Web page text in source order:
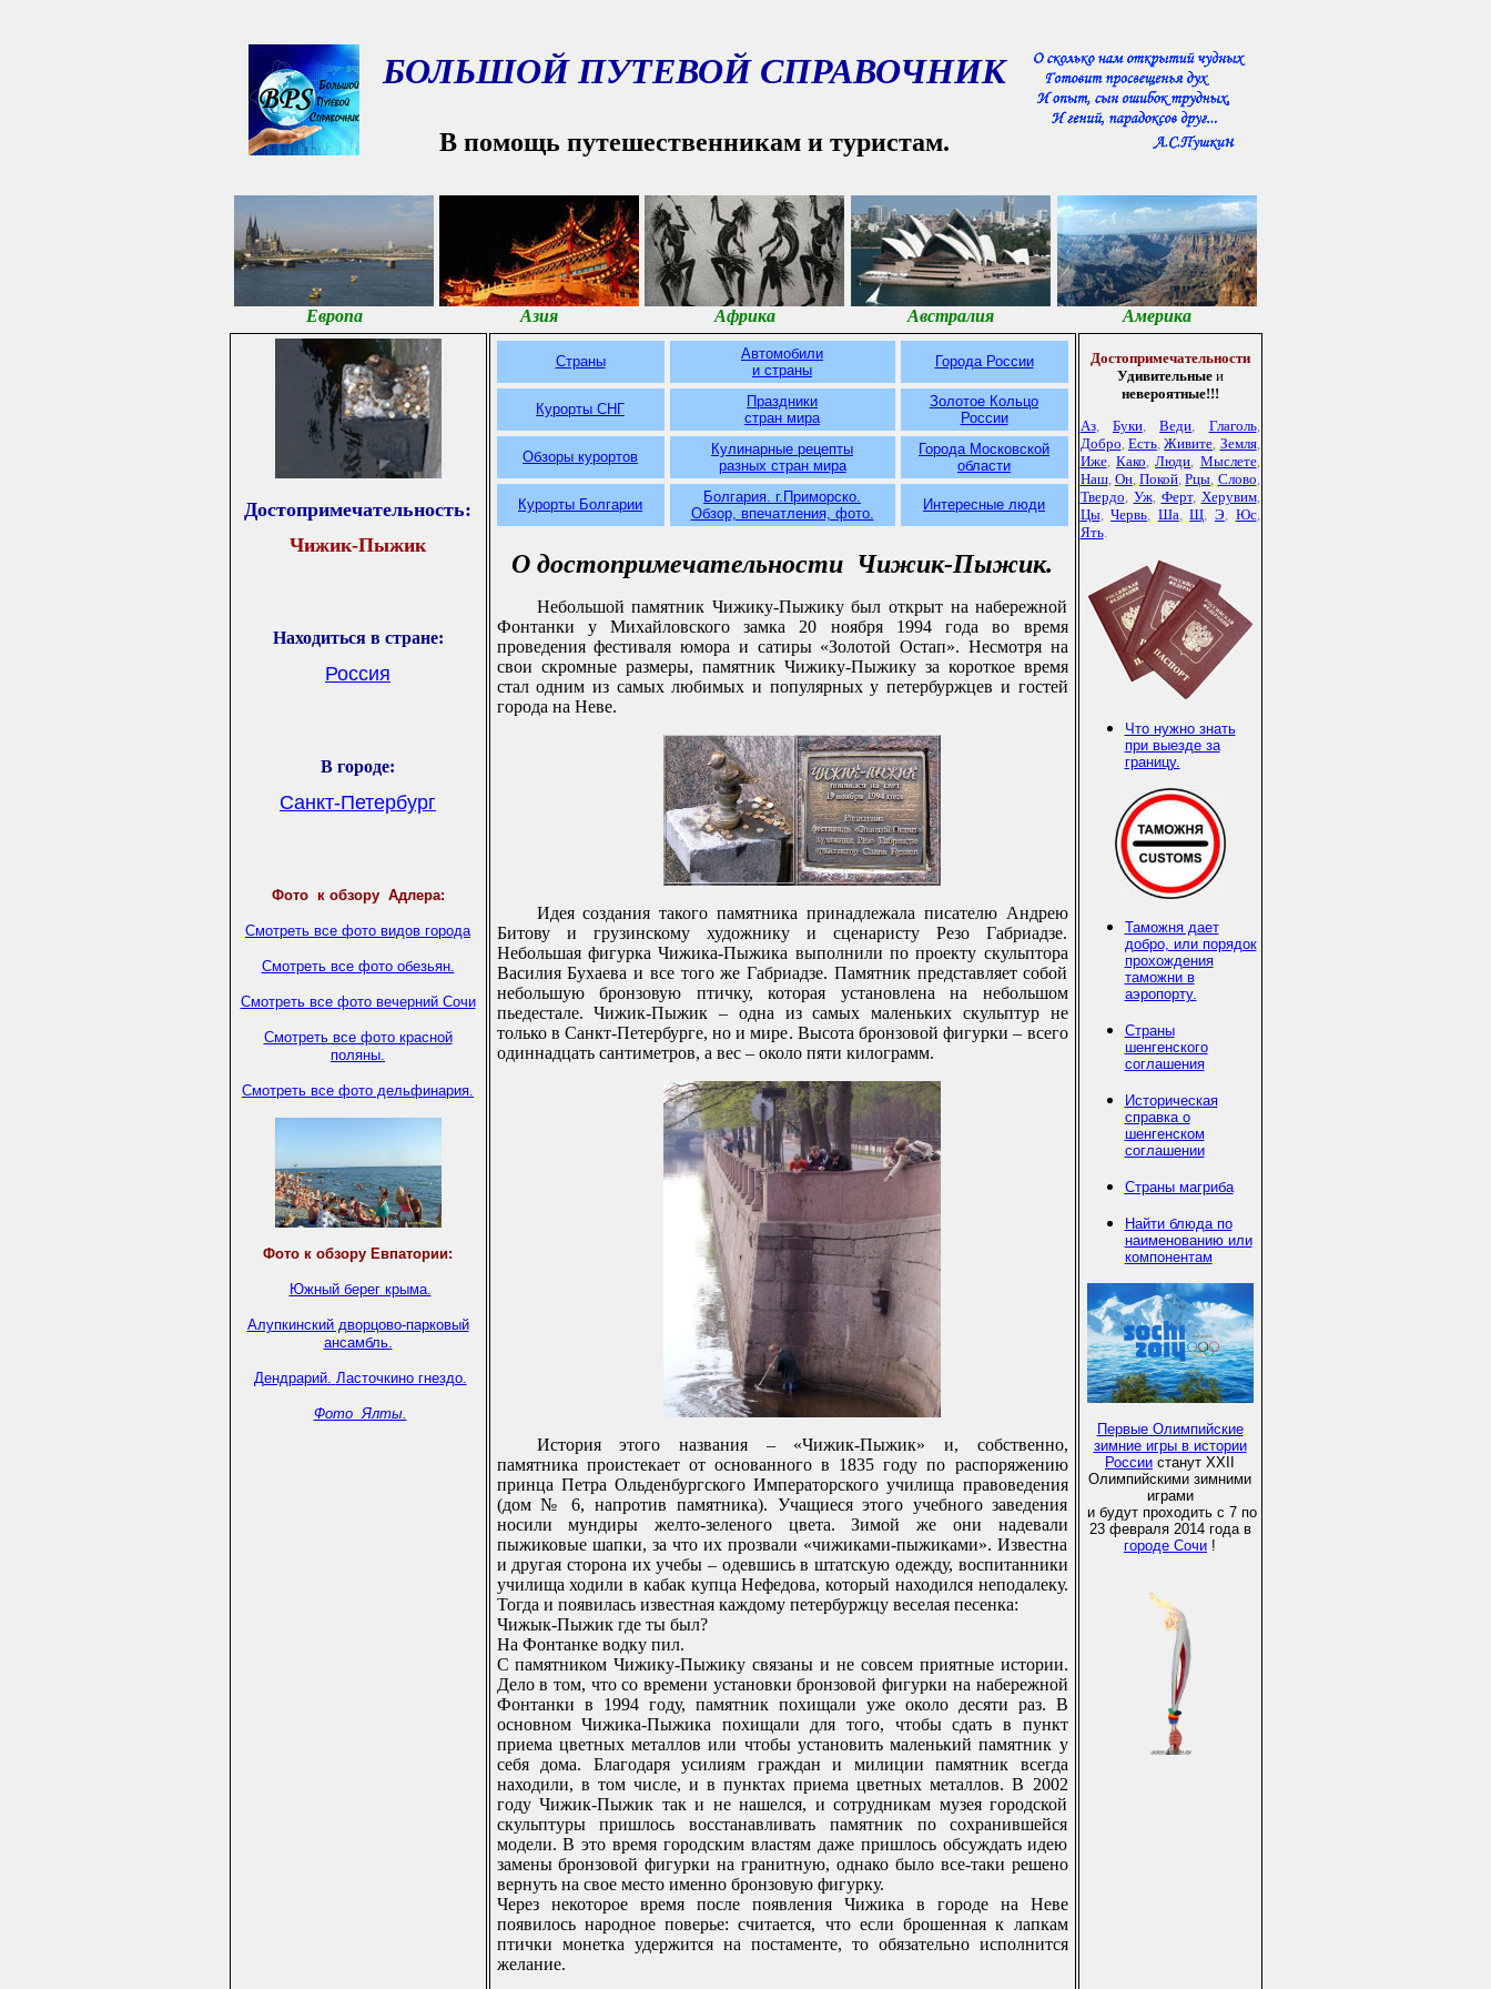
БОЛЬШОЙ ПУТЕВОЙ СПРАВОЧНИК
В помощь путешественникам и туристам.
Европа Азия Африка Австралия Америка
Достопримечательность:
Чижик-Пыжик
Находиться в стране:
Россия
В городе:
Санкт-Петербург
Фото к обзору Адлера:
Смотреть все фото видов города
Смотреть все фото обезьян.
Смотреть все фото вечерний Сочи
Смотреть все фото красной
поляны.
Смотреть все фото дельфинария.
Фото к обзору Евпатории:
Южный берег крыма.
Алупкинский дворцово-парковый
ансамбль.
Дендрарий. Ласточкино гнездо.
Фото Ялты.
Страны
Автомобили
и страны
Города России
Курорты СНГ
Праздники
стран мира
Золотое Кольцо
России
Обзоры курортов
Кулинарные рецепты
разных стран мира
Города Московской
области
Курорты Болгарии
Болгария. г.Приморско.
Обзор, впечатления, фото.
Интересные люди
О достопримечательности Чижик-Пыжик.
Небольшой памятник Чижику-Пыжику был открыт на набережной
Фонтанки у Михайловского замка 20 ноября 1994 года во время
проведения фестиваля юмора и сатиры «Золотой Остап». Несмотря на
свои скромные размеры, памятник Чижику-Пыжику за короткое время
стал одним из самых любимых и популярных у петербуржцев и гостей
города на Неве.
Идея создания такого памятника принадлежала писателю Андрею
Битову и грузинскому художнику и сценаристу Резо Габриадзе.
Небольшая фигурка Чижика-Пыжика выполнили по проекту скульптора
Василия Бухаева и все того же Габриадзе. Памятник представляет собой
небольшую бронзовую птичку, которая установлена на небольшом
пьедестале. Чижик-Пыжик – одна из самых маленьких скульптур не
только в Санкт-Петербурге, но и мире. Высота бронзовой фигурки – всего
одиннадцать сантиметров, а вес – около пяти килограмм.
История этого названия – «Чижик-Пыжик» и, собственно,
памятника проистекает от основанного в 1835 году по распоряжению
принца Петра Ольденбургского Императорского училища правоведения
(дом № 6, напротив памятника). Учащиеся этого учебного заведения
носили мундиры желто-зеленого цвета. Зимой же они надевали
пыжиковые шапки, за что их прозвали «чижиками-пыжиками». Известна
и другая сторона их учебы – одевшись в штатскую одежду, воспитанники
училища ходили в кабак купца Нефедова, который находился неподалеку.
Тогда и появилась известная каждому петербуржцу веселая песенка:
Чижык-Пыжик где ты был?
На Фонтанке водку пил.
С памятником Чижику-Пыжику связаны и не совсем приятные истории.
Дело в том, что со времени установки бронзовой фигурки на набережной
Фонтанки в 1994 году, памятник похищали уже около десяти раз. В
основном Чижика-Пыжика похищали для того, чтобы сдать в пункт
приема цветных металлов или чтобы установить маленький памятник у
себя дома. Благодаря усилиям граждан и милиции памятник всегда
находили, в том числе, и в пунктах приема цветных металлов. В 2002
году Чижик-Пыжик так и не нашелся, и сотрудникам музея городской
скульптуры пришлось восстанавливать памятник по сохранившейся
модели. В это время городским властям даже пришлось обсуждать идею
замены бронзовой фигурки на гранитную, однако было все-таки решено
вернуть на свое место именно бронзовую фигурку.
Через некоторое время после появления Чижика в городе на Неве
появилось народное поверье: считается, что если брошенная к лапкам
птички монетка удержится на постаменте, то обязательно исполнится
желание.
Достопримечательности
Удивительные и
невероятные!!!
Аз, Буки,Веди, Глаголь,
Добро, Есть,Живите, Земля,
Иже, Како,Люди, Мыслете,
Наш, Он, Покой,Рцы, Слово,
Твердо, Уж, Ферт, Херувим,
Цы,Червь, Ша,Щ, Э, Юс,
Ять.
Что нужно знать
при выезде за
границу.
Таможня дает
добро, или порядок
прохождения
таможни в
аэропорту.
Страны
шенгенского
соглашения
Историческая
справка о
шенгенском
соглашении
Страны магриба
Найти блюда по
наименованию или
компонентам
Первые Олимпийские
зимние игры в истории
России станут XXII
Олимпийскими зимними
играми
и будут проходить с 7 по
23 февраля 2014 года в
городе Сочи !